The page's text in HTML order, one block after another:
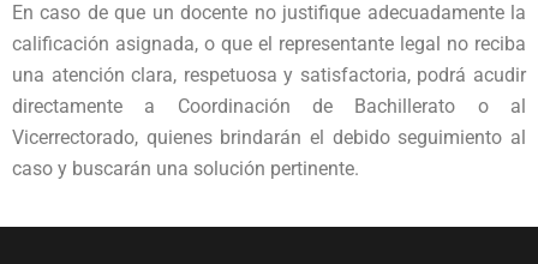
En caso de que un docente no justifique adecuadamente la
calificación asignada, o que el representante legal no reciba
una atención clara, respetuosa y satisfactoria, podrá acudir
directamente a Coordinación de Bachillerato o al
Vicerrectorado, quienes brindarán el debido seguimiento al
caso y buscarán una solución pertinente.